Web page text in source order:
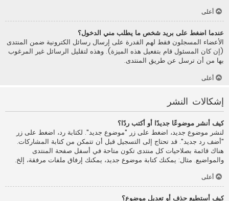
أعلى
عندما اضغط على بريد شخص ما يطلب مني الدخول؟
الأعضاء المسجلون فقط لهم القدرة على إرسال رسائل الكترونية ضمن المنتدى
(إن كان المسئول قام بتفعيل هذه الميزة). وهذه لتقليل الرسائل غير المرغوب
بها من أن ترسل عن طريق المنتدى.
أعلى
إشكالات النشر
كيف أنشر موضوعًا جديدًا أو أكتب ردًا؟
لنشر موضوع جديد، اضغط على زر "موضوع جديد". لكتابة رد، اضغط على زر
"أضف رد جديد". قد تحتاج إلى التسجيل قبل أن تتمكن من كتابة المشاركات.
هناك قائمة بصلاحيات كل منتدى تكون متاحة في أسفل صفحة المنتدى
والمواضيع. مثال: يمكنك كتابة موضوع جديد، يمكنك إرفاق ملفات مرفقة، إلخ.
أعلى
كيف أستطيع حذف أو تعديل موضوع؟